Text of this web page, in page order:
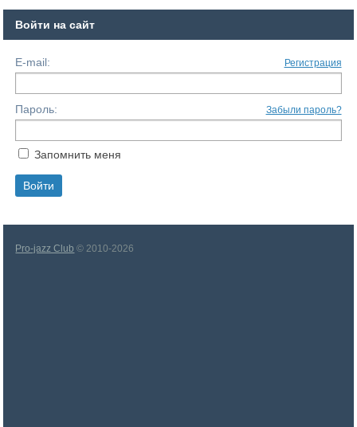
Войти на сайт
E-mail: Регистрация
Пароль: Забыли пароль?
Запомнить меня
Pro-jazz Club © 2010-2026